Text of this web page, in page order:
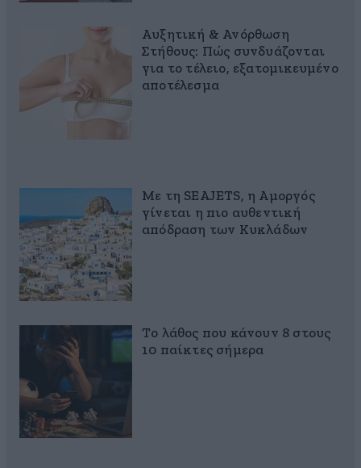
Αυξητική & Ανόρθωση
Στήθους: Πώς συνδυάζονται
για το τέλειο, εξατομικευμένο
αποτέλεσμα
Με τη SEAJETS, η Αμοργός
γίνεται η πιο αυθεντική
απόδραση των Κυκλάδων
Το λάθος που κάνουν 8 στους
10 παίκτες σήμερα